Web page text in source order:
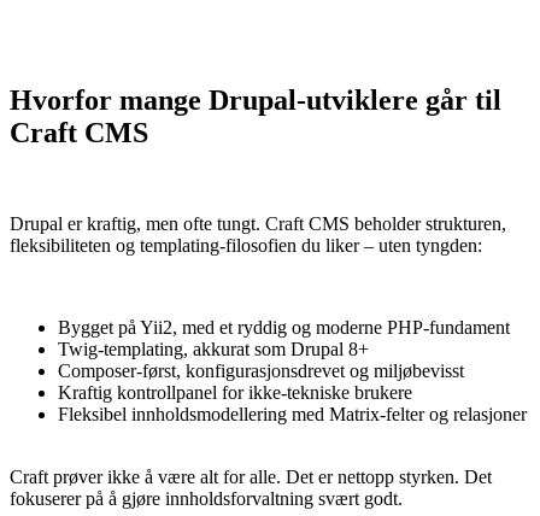
Hvorfor mange Drupal-utviklere går til
Craft CMS
Drupal er kraftig, men ofte tungt. Craft CMS beholder strukturen,
fleksibiliteten og templating-filosofien du liker – uten tyngden:
Bygget på Yii2, med et ryddig og moderne PHP-fundament
Twig-templating, akkurat som Drupal 8+
Composer-først, konfigurasjonsdrevet og miljøbevisst
Kraftig kontrollpanel for ikke-tekniske brukere
Fleksibel innholdsmodellering med Matrix-felter og relasjoner
Craft prøver ikke å være alt for alle. Det er nettopp styrken. Det
fokuserer på å gjøre innholdsforvaltning svært godt.